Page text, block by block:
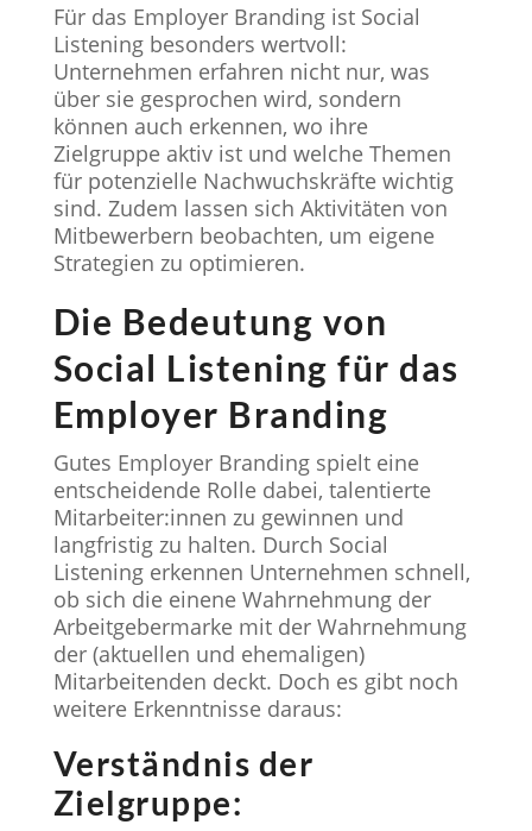
Für das Employer Branding ist Social
Listening besonders wertvoll:
Unternehmen erfahren nicht nur, was
über sie gesprochen wird, sondern
können auch erkennen, wo ihre
Zielgruppe aktiv ist und welche Themen
für potenzielle Nachwuchskräfte wichtig
sind. Zudem lassen sich Aktivitäten von
Mitbewerbern beobachten, um eigene
Strategien zu optimieren.
Die Bedeutung von
Social Listening für das
Employer Branding
Gutes Employer Branding spielt eine
entscheidende Rolle dabei, talentierte
Mitarbeiter:innen zu gewinnen und
langfristig zu halten. Durch Social
Listening erkennen Unternehmen schnell,
ob sich die einene Wahrnehmung der
Arbeitgebermarke mit der Wahrnehmung
der (aktuellen und ehemaligen)
Mitarbeitenden deckt. Doch es gibt noch
weitere Erkenntnisse daraus:
Verständnis der
Zielgruppe: